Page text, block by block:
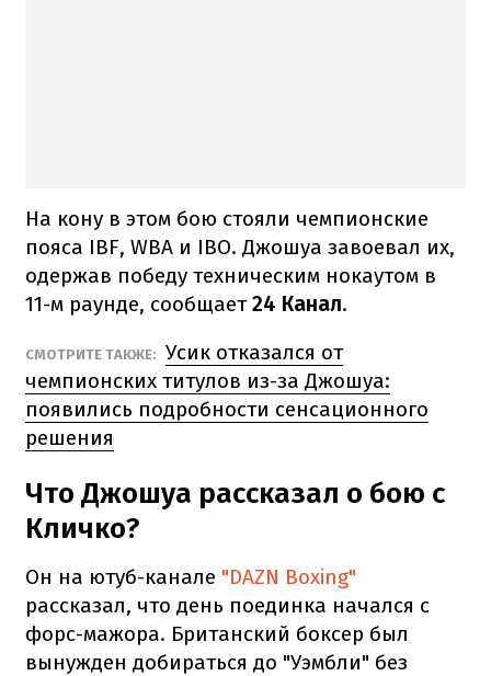
На кону в этом бою стояли чемпионские
пояса IBF, WBA и IBO. Джошуа завоевал их,
одержав победу техническим нокаутом в
11-м раунде, сообщает24 Канал.
СМОТРИТЕ ТАКЖЕ: Усик отказался от
чемпионских титулов из-за Джошуа:
появились подробности сенсационного
решения
Что Джошуа рассказал о бою с
Кличко?
Он на ютуб-канале "DAZN Boxing"
рассказал, что день поединка начался с
форс-мажора. Британский боксер был
вынужден добираться до "Уэмбли" без